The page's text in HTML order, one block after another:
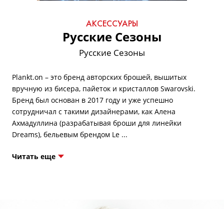
АКСЕССУАРЫ
Русские Сезоны
Русские Сезоны
Plankt.on – это бренд авторских брошей, вышитых
вручную из бисера, пайеток и кристаллов Swarovski.
Бренд был основан в 2017 году и уже успешно
сотрудничал с такими дизайнерами, как Алена
Ахмадуллина (разрабатывая броши для линейки
Читать еще